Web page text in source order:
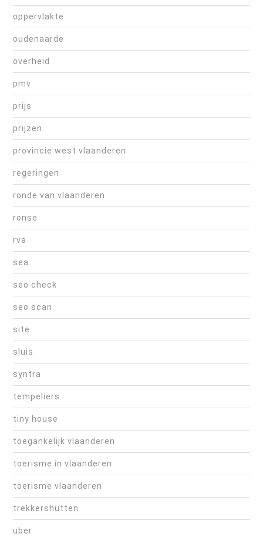
oppervlakte
oudenaarde
overheid
pmv
prijs
prijzen
provincie west vlaanderen
regeringen
ronde van vlaanderen
ronse
rva
sea
seo check
seo scan
site
sluis
syntra
tempeliers
tiny house
toegankelijk vlaanderen
toerisme in vlaanderen
toerisme vlaanderen
trekkershutten
uber